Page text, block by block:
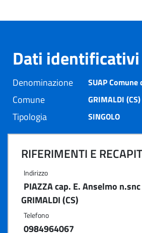
Dati identificativi
Denominazione SUAP
Comune GRIMALDI (CS)
Tipologia SINGOLO
RIFERIMENTI E
Indirizzo
PIAZZA cap. E. Anselmo
GRIMALDI (CS)
Telefono
0984964067